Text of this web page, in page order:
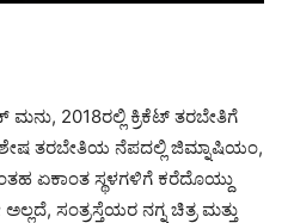
2018ರಲ್ಲಿ ಕ್ರಿಕೆಟ್ ತರಬೇತಿಗೆ
ತರಬೇತಿಯ ನೆಪದಲ್ಲಿ ಜಿಮ್ನಾಷಿಯಂ,
ಏಕಾಂತ ಸ್ಥಳಗಳಿಗೆ ಕರೆದೊಯ್ದು
ಸಂತ್ರಸ್ತೆಯರ ನಗ್ನ ಚಿತ್ರ ಮತ್ತು